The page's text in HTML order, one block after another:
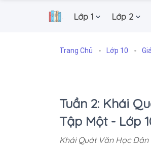
. Lớp 1 Lớp 2
Trang Chủ Lớp 10
Tuần 2: Khái
Tập Một - Lớp
Khái Quát Văn Học